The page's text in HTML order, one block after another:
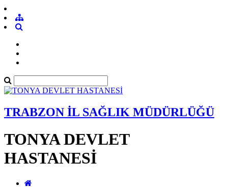
TRABZON İL SAĞLIK MÜDÜRLÜĞÜ
TONYA DEVLET
HASTANESİ